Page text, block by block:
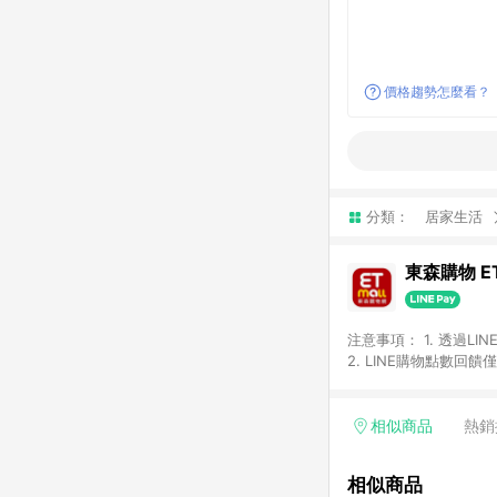
價格趨勢怎麼看？
分類： 居家生活
東森購物
注意事項： 1. 透過
2. LINE購物點數回饋
「草莓網」全館商品
面顯示為準。 7. LINE
相似商品 熱
相似商品